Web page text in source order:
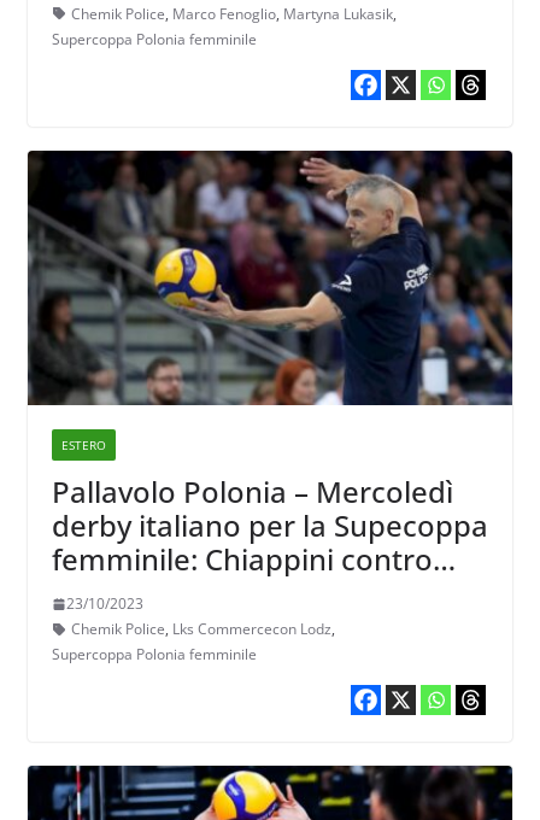
Chemik Police, Marco Fenoglio, Martyna Lukasik,
Supercoppa Polonia femminile
ESTERO
Pallavolo Polonia – Mercoledì
derby italiano per la Supecoppa
femminile: Chiappini contro
Fenoglio
23/10/2023
Chemik Police, Lks Commercecon Lodz,
Supercoppa Polonia femminile